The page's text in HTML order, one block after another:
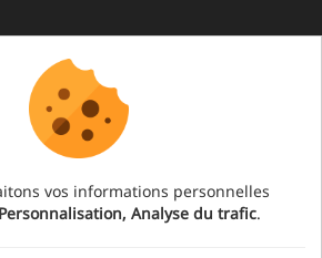
vos informations personnelles
Personnalisation, Analyse du trafic.